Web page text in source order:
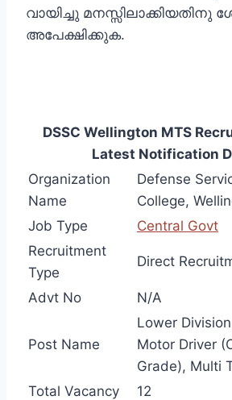
വായിച്ചു മനസ്സിലാക്കിയതിനു
അപേക്ഷിക്കുക.
DSSC Wellington MTS
Latest Notification
Organization
Name
Defense
College,
Job Type
Central Govt
Recruitment
Type
Direct
Advt No N/A
Post Name
Lower
Motor Driver
Grade), Multi
Total Vacancy
12